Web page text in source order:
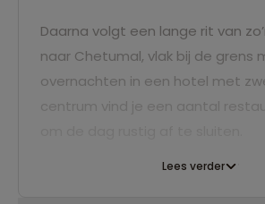
Daarna volgt een lange rit van
naar Chetumal, vlak bij de grens
overnachten in een hotel met
centrum vind je een aantal
Lees verder